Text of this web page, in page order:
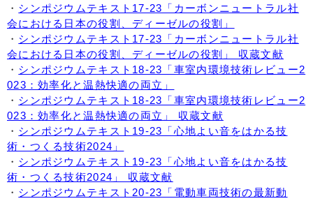
・ シンポジウムテキスト17-23「カーボンニュートラル社
会における日本の役割、ディーゼルの役割」
・ シンポジウムテキスト17-23「カーボンニュートラル社
会における日本の役割、ディーゼルの役割」 収蔵文献
・ シンポジウムテキスト18-23「車室内環境技術レビュー2
023：効率化と温熱快適の両立」
・ シンポジウムテキスト18-23「車室内環境技術レビュー2
023：効率化と温熱快適の両立」 収蔵文献
・ シンポジウムテキスト19-23「心地よい音をはかる技
術・つくる技術2024」
・ シンポジウムテキスト19-23「心地よい音をはかる技
術・つくる技術2024」 収蔵文献
・ シンポジウムテキスト20-23「電動車両技術の最新動